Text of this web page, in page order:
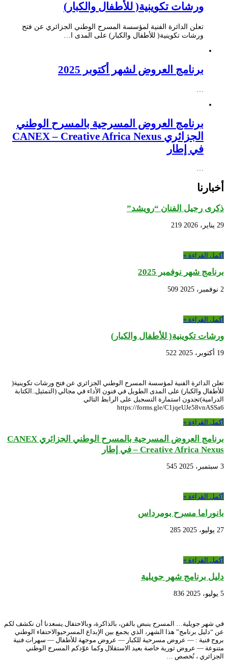
ورشات تكوينية( للأطفال والكبار)
تعلن الدائرة الفنية لمؤسسة المسرح الوطني الجزائري عن فتح
ورشات تكوينية( للأطفال والكبار) على المدى ا…
برنامج العروض لشهر أكتوبر 2025
برنامج العروض المسرحية بالمسرح الوطني
الجزائري CANEX – Creative Africa Nexus
في إطار
…
أخبارنا
ذكرى رحيل الفنان “رويشد”
29 يناير، 2026 219
أكمل القراءة »
برنامج شهر نوفمبر 2025
2 نوفمبر، 2025 509
أكمل القراءة »
ورشات تكوينية( للأطفال والكبار)
19 أكتوبر، 2025 522
تعلن الدائرة الفنية لمؤسسة المسرح الوطني الجزائري عن فتح ورشات تكوينية(
للأطفال والكبار) على المدى الطويل في فنون الأداء في مجالي (التمثيل..الكتابة
الدرامية)تجدون استمارة التسجيل على الرابط التالي
https://forms.gle/C1jqeUJe58vnASSa6
أكمل القراءة »
برنامج العروض المسرحية بالمسرح الوطني الجزائري CANEX
– Creative Africa Nexus في إطار
3 سبتمبر، 2025 545
أكمل القراءة »
بانوراما مسرح بومرداس
27 يوليو، 2025 285
أكمل القراءة »
دليل برنامج شهر جويلية
5 يوليو، 2025 836
في شهر جويلية… المسرح ينبض بالفن، بالذاكرة، وبالاحتفال.يسعدنا أن نكشف لكم
عن “دليل برنامج” هذا الشهر، الذي يجمع بين الإبداع المسرحيوالاحتفاء الوطني
بروح فنية : — عروض مسرحية للكبار — عروض موجهة للأطفال — سهرات فنية
متنوعة — عروض ثورية خاصة بعيد الاستقلال وكما عوّدكم المسرح الوطني
الجزائري ، نُخصص …